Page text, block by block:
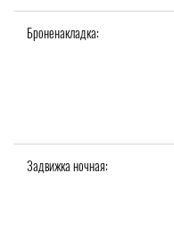
Броненакладка:
Задвижка ночная: